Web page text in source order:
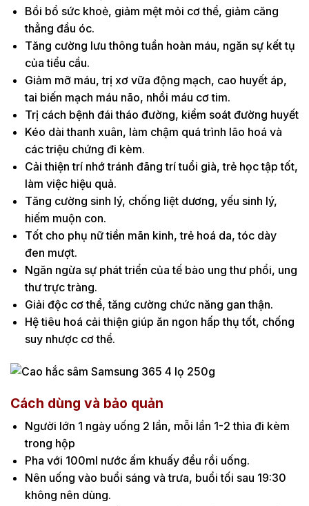
Bồi bổ sức khoẻ, giảm mệt mỏi cơ thể, giảm căng
thẳng đầu óc.
Tăng cường lưu thông tuần hoàn máu, ngăn sự kết tụ
của tiểu cầu.
Giảm mỡ máu, trị xơ vữa động mạch, cao huyết áp,
tai biến mạch máu não, nhồi máu cơ tim.
Trị cách bệnh đái tháo đường, kiểm soát đường huyết
Kéo dài thanh xuân, làm chậm quá trình lão hoá và
các triệu chứng đi kèm.
Cải thiện trí nhớ tránh đãng trí tuổi già, trẻ học tập tốt,
làm việc hiệu quả.
Tăng cường sinh lý, chống liệt dương, yếu sinh lý,
hiếm muộn con.
Tốt cho phụ nữ tiền mãn kinh, trẻ hoá da, tóc dày
đen mượt.
Ngăn ngừa sự phát triển của tế bào ung thư phổi, ung
thư trực tràng.
Giải độc cơ thể, tăng cường chức năng gan thận.
Hệ tiêu hoá cải thiện giúp ăn ngon hấp thụ tốt, chống
suy nhược cơ thể.
Cách dùng và bảo quản
Người lớn 1 ngày uống 2 lần, mỗi lần 1-2 thìa đi kèm
trong hộp
Pha với 100ml nước ấm khuấy đều rồi uống.
Nên uống vào buổi sáng và trưa, buổi tối sau 19:30
không nên dùng.